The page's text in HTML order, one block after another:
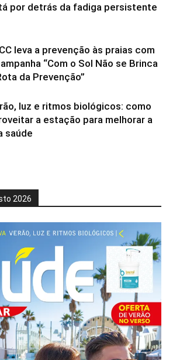
por detrás da fadiga persistente
leva a prevenção às praias com
“Com o Sol Não se Brinca
da Prevenção”
luz e ritmos biológicos: como
a estação para melhorar a
saúde
2026